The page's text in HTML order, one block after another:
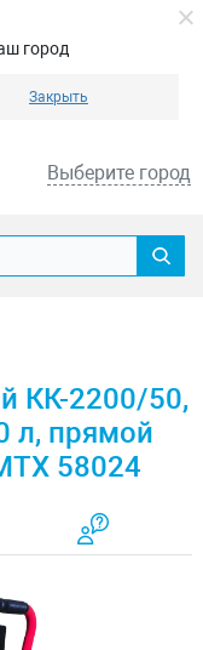
город
Закрыть
Выберите город
КК-2200/50,
л, прямой
58024